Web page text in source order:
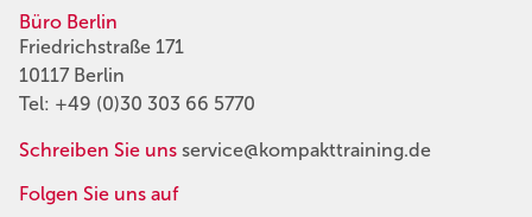
Büro Berlin
Friedrichstraße 171
10117 Berlin
Tel: +49 (0)30 303 66 5770
Schreiben Sie uns service@kompakttraining.de
Folgen Sie uns auf